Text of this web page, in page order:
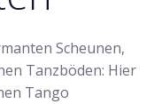
Scheunen,
Tanzböden: Hier
Tango